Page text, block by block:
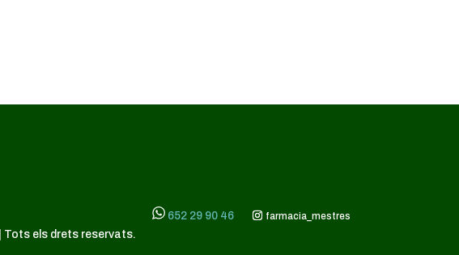
652 29 90 46 farmacia_mestres
| Tots els drets reservats.